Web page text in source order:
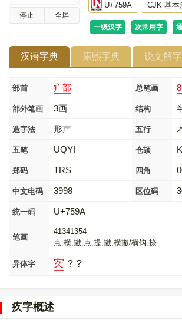
停止 全屏
U+759A CJK 基本
一级汉字 次常用字
汉语字典 康熙字典 说文解字
部首 疒部 总笔画
部外笔画 3画 结构
造字法 形声 五行
五笔 UQYI 仓颉
郑码 TRS 四角
中文电码 3998 区位码
统一码 U+759A
笔画
41341354
点,横,撇,点,提,撇,横撇/横钩,捺
异体字 㝌 ? ?
疚字概述